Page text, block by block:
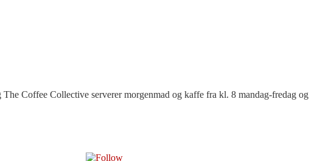
Coffee Collective serverer morgenmad og kaffe fra kl. 8 mandag-fredag og